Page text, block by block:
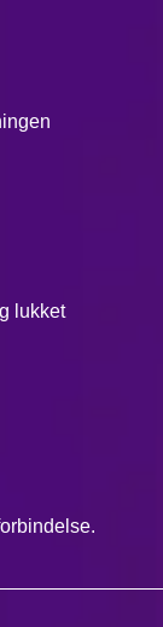
lukket